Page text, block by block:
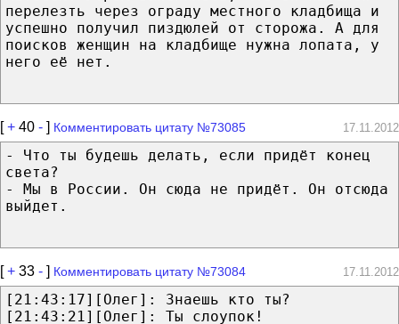
перелезть через ограду местного кладбища и
успешно получил пиздюлей от сторожа. А для
поисков женщин на кладбище нужна лопата, у
него её нет.
[+ 40 - ] Комментировать цитату №73085 17.11.2012
- Что ты будешь делать, если придёт конец
света?
- Мы в России. Он сюда не придёт. Он отсюда
выйдет.
[+ 33 - ] Комментировать цитату №73084 17.11.2012
[21:43:17][Олег]: Знаешь кто ты?
[21:43:21][Олег]: Ты слоупок!